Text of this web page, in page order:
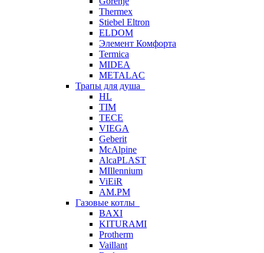
Thermex
Stiebel Eltron
ELDOM
Элемент Комфорта
Termica
MIDEA
METALAC
Трапы для душа
HL
TIM
TECE
VIEGA
Geberit
McAlpine
AlcaPLAST
MIllennium
ViEiR
AM.PM
Газовые котлы
BAXI
KITURAMI
Protherm
Vaillant